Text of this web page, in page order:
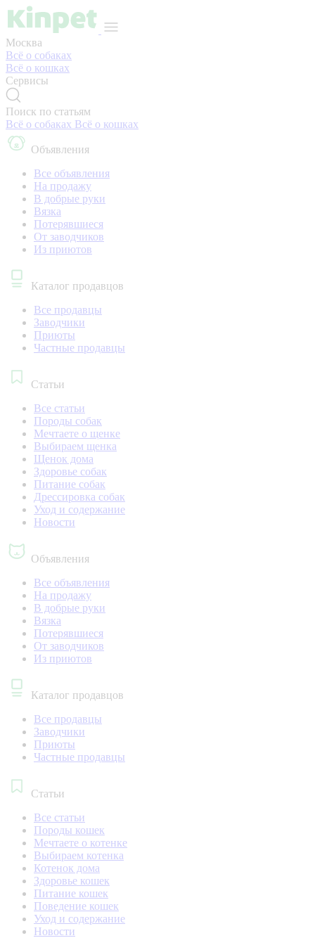
Москва
Всё о собаках
Всё о кошках
Сервисы
Поиск по статьям
Всё о собаках Всё о кошках
Объявления
Все объявления
На продажу
В добрые руки
Вязка
Потерявшиеся
От заводчиков
Из приютов
Каталог продавцов
Все продавцы
Заводчики
Приюты
Частные продавцы
Статьи
Все статьи
Породы собак
Мечтаете о щенке
Выбираем щенка
Щенок дома
Здоровье собак
Питание собак
Дрессировка собак
Уход и содержание
Новости
Объявления
Все объявления
На продажу
В добрые руки
Вязка
Потерявшиеся
От заводчиков
Из приютов
Каталог продавцов
Все продавцы
Заводчики
Приюты
Частные продавцы
Статьи
Все статьи
Породы кошек
Мечтаете о котенке
Выбираем котенка
Котенок дома
Здоровье кошек
Питание кошек
Поведение кошек
Уход и содержание
Новости